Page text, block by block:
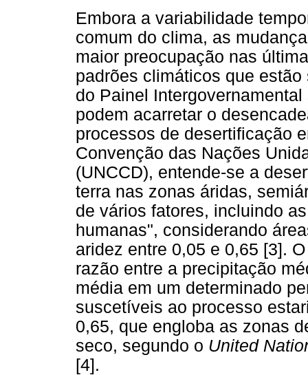
Embora a variabilidade
comum do clima, as
maior preocupação nas
padrões climáticos que
do Painel
podem acarretar o
processos de desertificação
Convenção das Nações
(UNCCD), entende-se a
terra nas zonas áridas,
de vários fatores, incluindo
humanas", considerando
aridez entre 0,05 e 0,65 [3].
razão entre a precipitação
média em um determinado
suscetíveis ao processo
0,65, que engloba as zonas
seco, segundo o United
[4].